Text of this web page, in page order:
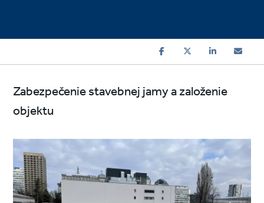
Zabezpečenie stavebnej jamy a založenie
objektu